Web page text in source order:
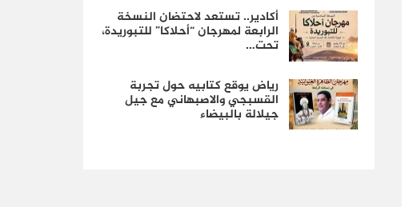
أكادير.. تستعد لاحتضان النسخة
الرابعة لمهرجان “أحلاكا” للتبوريدة،
تحت…
رياض يوقع كتابيه حول تجربة
القسبجي والاصبهاني مع جيل
جيلالة بالبيضاء